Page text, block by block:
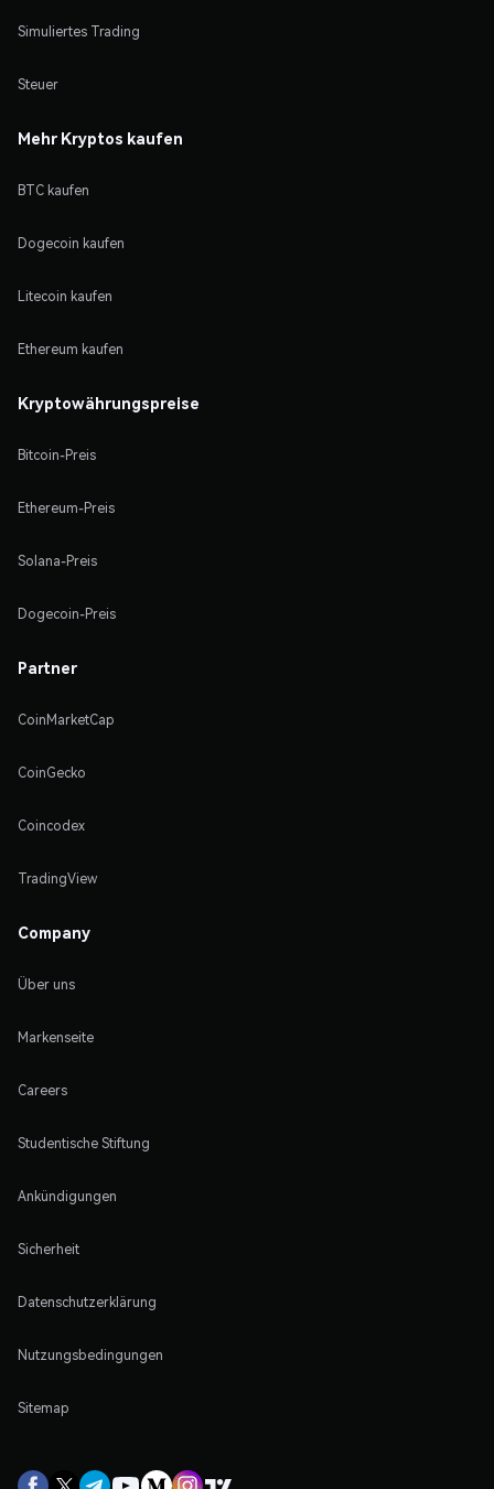
Simuliertes Trading
Steuer
Mehr Kryptos kaufen
BTC kaufen
Dogecoin kaufen
Litecoin kaufen
Ethereum kaufen
Kryptowährungspreise
Bitcoin-Preis
Ethereum-Preis
Solana-Preis
Dogecoin-Preis
Partner
CoinMarketCap
CoinGecko
Coincodex
TradingView
Company
Über uns
Markenseite
Careers
Studentische Stiftung
Ankündigungen
Sicherheit
Datenschutzerklärung
Nutzungsbedingungen
Sitemap